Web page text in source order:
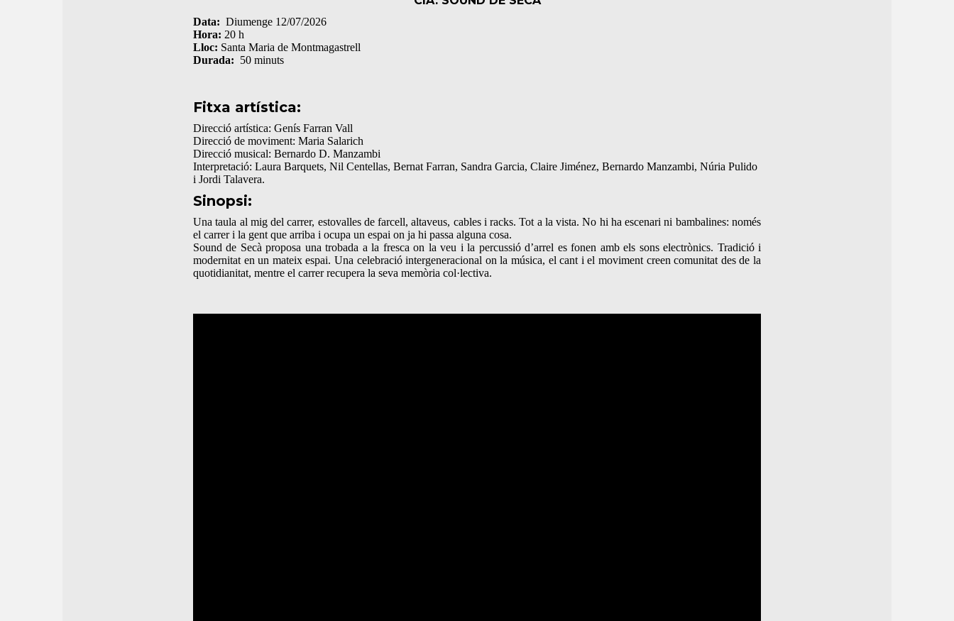
Data: Diumenge 12/07/2026
Hora: 20 h
Lloc: Santa Maria de Montmagastrell
Durada: 50 minuts
Fitxa artística:
Direcció artística: Genís Farran Vall
Direcció de moviment: Maria Salarich
Direcció musical: Bernardo D. Manzambi
Interpretació: Laura Barquets, Nil Centellas, Bernat Farran, Sandra Garcia, Claire Jiménez, Bernardo Manzambi, Núria Pulido
i Jordi Talavera.
Sinopsi:
Una taula al mig del carrer, estovalles de farcell, altaveus, cables i racks. Tot a la vista. No hi ha escenari ni bambalines: només
el carrer i la gent que arriba i ocupa un espai on ja hi passa alguna cosa.
Sound de Secà proposa una trobada a la fresca on la veu i la percussió d’arrel es fonen amb els sons electrònics. Tradició i
modernitat en un mateix espai. Una celebració intergeneracional on la música, el cant i el moviment creen comunitat des de la
quotidianitat, mentre el carrer recupera la seva memòria col·lectiva.